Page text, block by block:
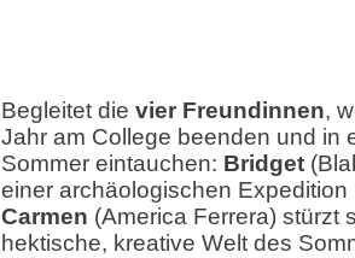
Begleitet die vier Freundinnen,
Jahr am College beenden und in
Sommer eintauchen: Bridget
einer archäologischen Expedition
Carmen (America Ferrera) stürzt
hektische, kreative Welt des